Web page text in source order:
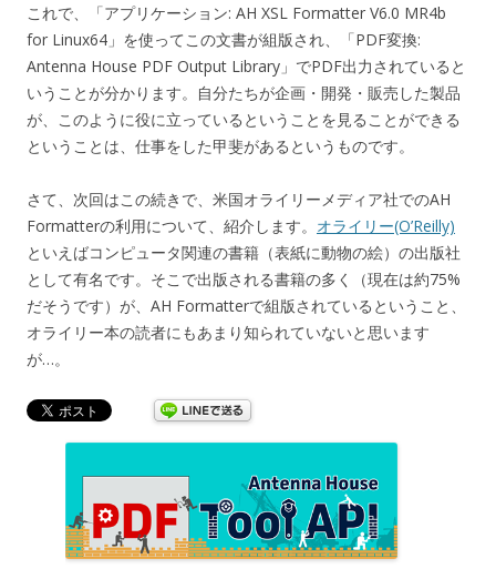
これで、「アプリケーション: AH XSL Formatter V6.0 MR4b
for Linux64」を使ってこの文書が組版され、「PDF変換:
Antenna House PDF Output Library」でPDF出力されていると
いうことが分かります。自分たちが企画・開発・販売した製品
が、このように役に立っているということを見ることができる
ということは、仕事をした甲斐があるというものです。
さて、次回はこの続きで、米国オライリーメディア社でのAH
Formatterの利用について、紹介します。 オライリー(O’Reilly)
といえばコンピュータ関連の書籍（表紙に動物の絵）の出版社
として有名です。そこで出版される書籍の多く（現在は約75%
だそうです）が、AH Formatterで組版されているということ、
オライリー本の読者にもあまり知られていないと思います
が…。